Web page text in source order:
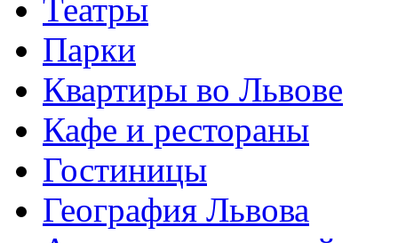
Театры
Парки
Квартиры во Львове
Кафе и рестораны
Гостиницы
География Львова